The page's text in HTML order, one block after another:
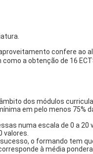
confere ao
a obtenção de 16
dos módulos
em pelo menos 75%
numa escala de 0 a 20
valores.
o formando tem
à média